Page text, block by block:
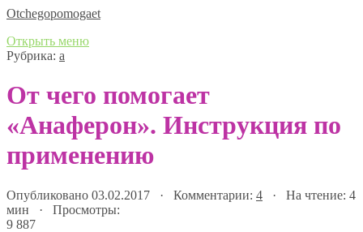
Оtchegopomogaet
Открыть меню
Рубрика: а
От чего помогает
«Анаферон». Инструкция по
применению
Опубликовано 03.02.2017 · Комментарии: 4 · На чтение: 4
мин · Просмотры:
9 887